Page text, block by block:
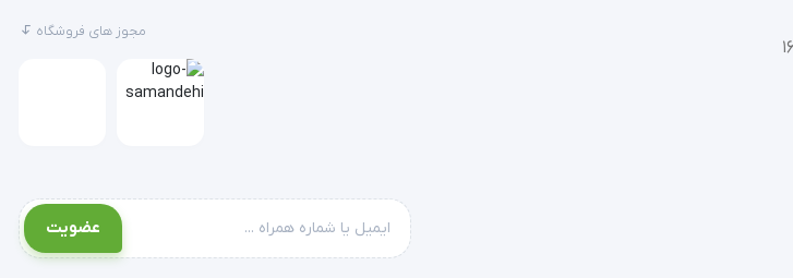
مجوز های فروشگاه
عضویت